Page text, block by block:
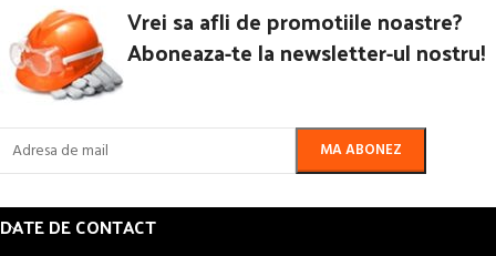
Vrei sa afli de promotiile noastre?
Aboneaza-te la newsletter-ul nostru!
DATE DE CONTACT